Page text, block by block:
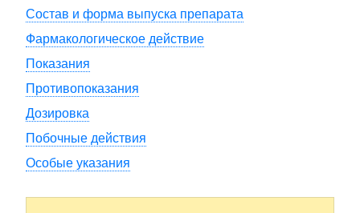
Состав и форма выпуска препарата
Фармакологическое действие
Показания
Противопоказания
Дозировка
Побочные действия
Особые указания